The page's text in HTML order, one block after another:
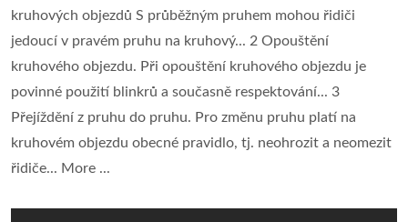
kruhových objezdů S průběžným pruhem mohou řidiči
jedoucí v pravém pruhu na kruhový... 2 Opouštění
kruhového objezdu. Při opouštění kruhového objezdu je
povinné použití blinkrů a současně respektování... 3
Přejíždění z pruhu do pruhu. Pro změnu pruhu platí na
kruhovém objezdu obecné pravidlo, tj. neohrozit a neomezit
řidiče... More ...